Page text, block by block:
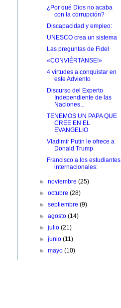
¿Por qué Dios no acaba
con la corrupción?
Discapacidad y empleo:
UNESCO crea un sistema
Las preguntas de Fidel
«CONVIÉRTANSE!»
4 virtudes a conquistar en
este Adviento
Discurso del Experto
Independiente de las
Naciones...
TENEMOS UN PAPA QUE
CREE EN EL
EVANGELIO
Vladimir Putin le ofrece a
Donald Trump
Francisco a los estudiantes
internacionales:
►noviembre(25)
►octubre(28)
►septiembre(9)
►agosto(14)
►julio(21)
►junio(11)
►mayo(10)